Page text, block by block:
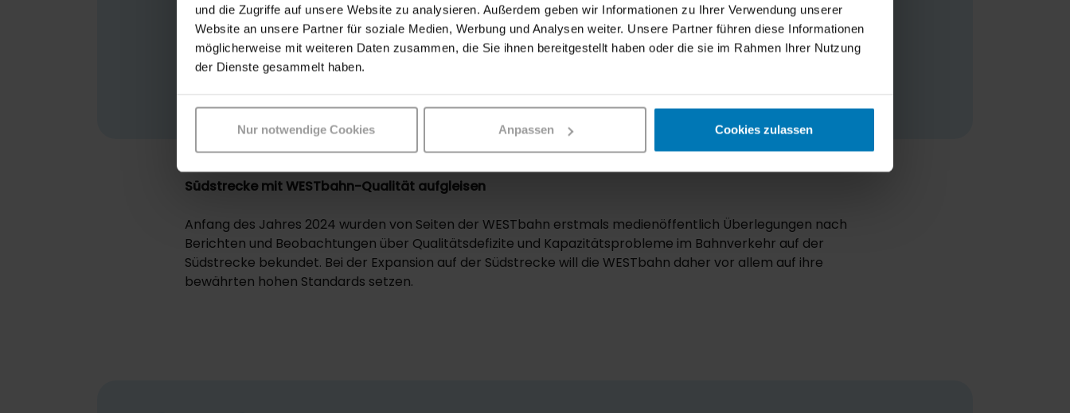
und die Zugriffe auf unsere Website zu analysieren. Außerdem geben wir Informationen zu Ihrer Verwendung unserer
Website an unsere Partner für soziale Medien, Werbung und Analysen weiter. Unsere Partner führen diese Informationen
möglicherweise mit weiteren Daten zusammen, die Sie ihnen bereitgestellt haben oder die sie im Rahmen Ihrer Nutzung
der Dienste gesammelt haben.
Nur notwendige Cookies Anpassen Cookies zulassen
Fahrzeugen, 100% Kundenfokus und vor allem die
Herzlichkeit unserer Mitarbeitenden, die all das zum
Leben bringen.
Südstrecke mit WESTbahn-Qualität aufgleisen
Anfang des Jahres 2024 wurden von Seiten der WESTbahn erstmals medienöffentlich Überlegungen nach
Berichten und Beobachtungen über Qualitätsdefizite und Kapazitätsprobleme im Bahnverkehr auf der
Südstrecke bekundet. Bei der Expansion auf der Südstrecke will die WESTbahn daher vor allem auf ihre
bewährten hohen Standards setzen.